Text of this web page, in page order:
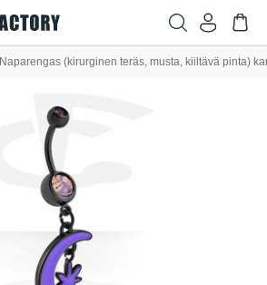
Naparengas (kirurginen teräs, musta, kiiltävä pinta)